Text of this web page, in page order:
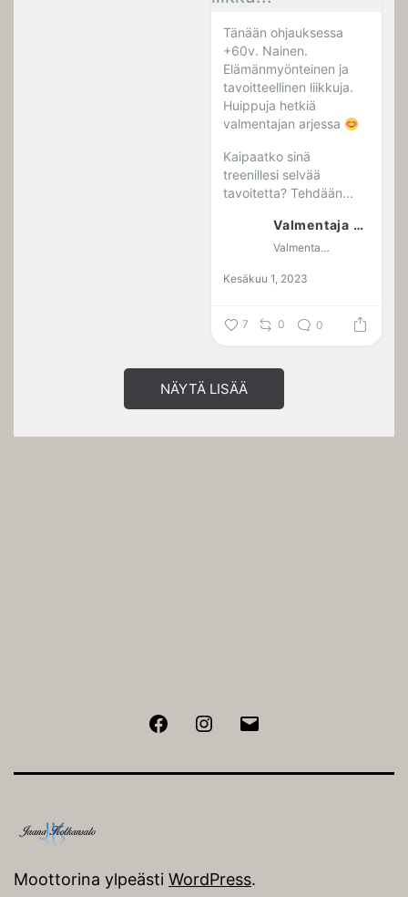
Tänään ohjauksessa
+60v. Nainen.
Elämänmyönteinen ja
tavoitteellinen liikkuja.
Huippuja hetkiä
valmentajan arjessa
Kaipaatko sinä
treenillesi selvää
tavoitetta? Tehdään...
Valmentaja Jaana Kotkansalo
Valmentaja Jaana Kotkansalo
Kesäkuu 1, 2023
7 0 0
NÄYTÄ LISÄÄ
FacebookInstagram
Moottorina ylpeästi WordPress.